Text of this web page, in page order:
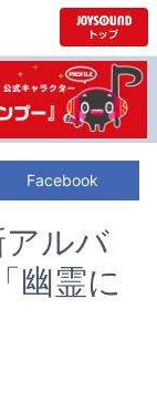
Facebook
アルバ
幽霊に